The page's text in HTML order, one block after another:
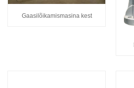
Gaasilõikamismasina kest